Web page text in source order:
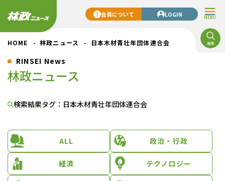
MENU
会員について LOGIN
HOME 林政ニュース 日本木材青壮年団体連合会
RINSEI News
林政ニュース
検索結果タグ：日本木材青壮年団体連合会
ALL 政治・行政
経済 テクノロジー